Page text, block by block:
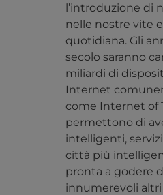
l’introduzione di
nelle nostre vite
quotidiana. Gli
secolo saranno
miliardi di
Internet
come Internet of
permettono di
intelligenti,
città più
pronta a godere
innumerevoli altri